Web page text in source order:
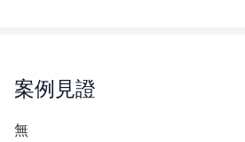
案例見證
無